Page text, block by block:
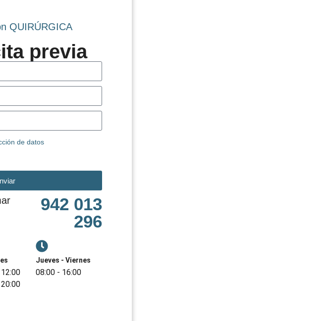
QUIRÚRGICA
previa
de datos
942 013
296
Jueves - Viernes
08:00 - 16:00